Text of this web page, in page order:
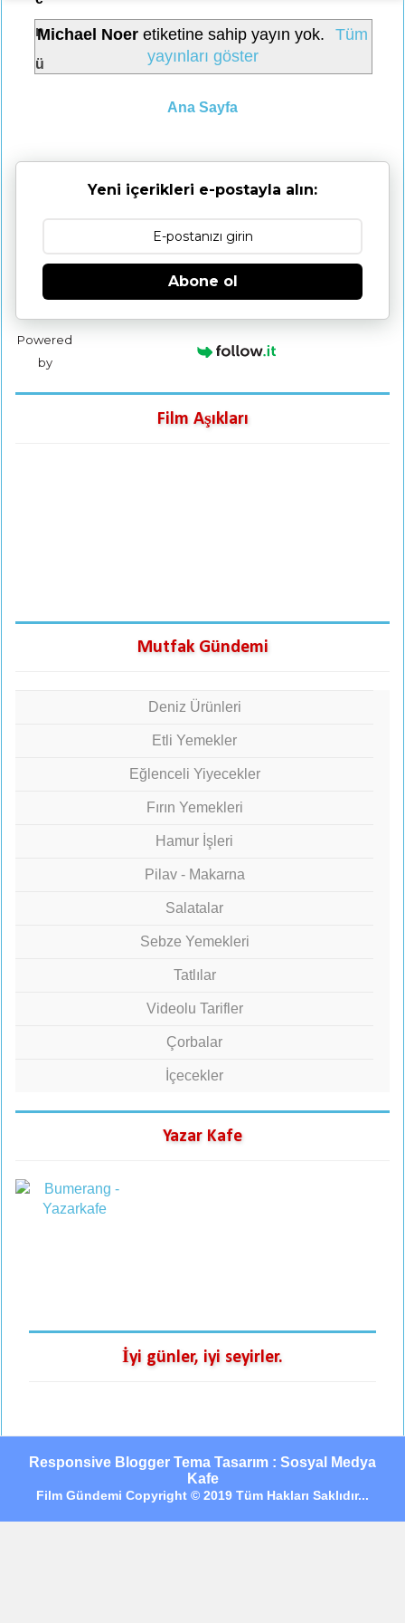
n
ü
Michael Noeretiketine sahip yayın yok.
Tüm
yayınları göster
Ana Sayfa
Yeni içerikleri e-postayla alın:
Abone ol
Powered
by
Film Aşıkları
Mutfak Gündemi
Deniz Ürünleri
Etli Yemekler
Eğlenceli Yiyecekler
Fırın Yemekleri
Hamur İşleri
Pilav - Makarna
Salatalar
Sebze Yemekleri
Tatlılar
Videolu Tarifler
Çorbalar
İçecekler
Yazar Kafe
İyi günler, iyi seyirler.
Responsive Blogger Tema Tasarım : Sosyal Medya
Kafe
Film Gündemi Copyright © 2019 Tüm Hakları Saklıdır...